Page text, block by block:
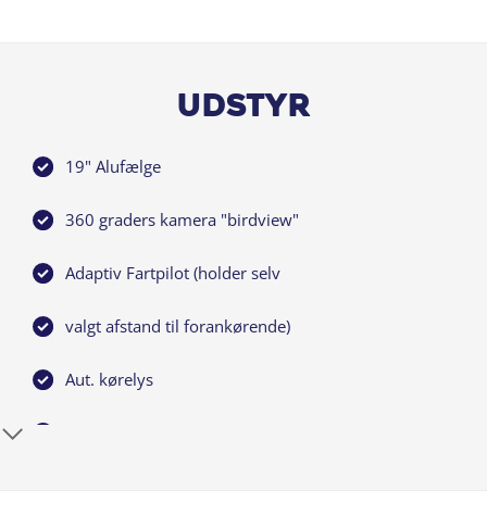
Udstyr
19" Alufælge
360 graders kamera "birdview"
Adaptiv Fartpilot (holder selv
valgt afstand til forankørende)
Aut. kørelys